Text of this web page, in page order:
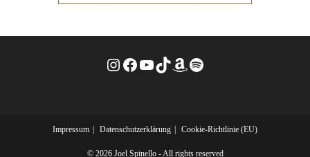
Instagram
Facebook
YouTube
TikTokAmazon
Spotify
Impressum Datenschutzerklärung Cookie-Richtlinie (EU)
© 2026 Joel Spinello - All rights reserved